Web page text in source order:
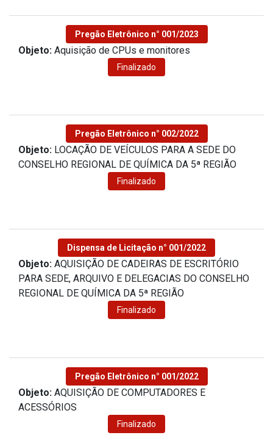
Pregão Eletrônico n° 001/2023
Objeto: Aquisição de CPUs e monitores
Finalizado
Pregão Eletrônico n° 002/2022
Objeto: LOCAÇÃO DE VEÍCULOS PARA A SEDE DO
CONSELHO REGIONAL DE QUÍMICA DA 5ª REGIÃO
Finalizado
Dispensa de Licitação n° 001/2022
Objeto: AQUISIÇÃO DE CADEIRAS DE ESCRITÓRIO
PARA SEDE, ARQUIVO E DELEGACIAS DO CONSELHO
REGIONAL DE QUÍMICA DA 5ª REGIÃO
Finalizado
Pregão Eletrônico n° 001/2022
Objeto: AQUISIÇÃO DE COMPUTADORES E
ACESSÓRIOS
Finalizado